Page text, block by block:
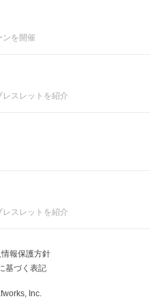
ンを開催
スレットを紹介
スレットを紹介
報保護方針
基づく表記
Inc.